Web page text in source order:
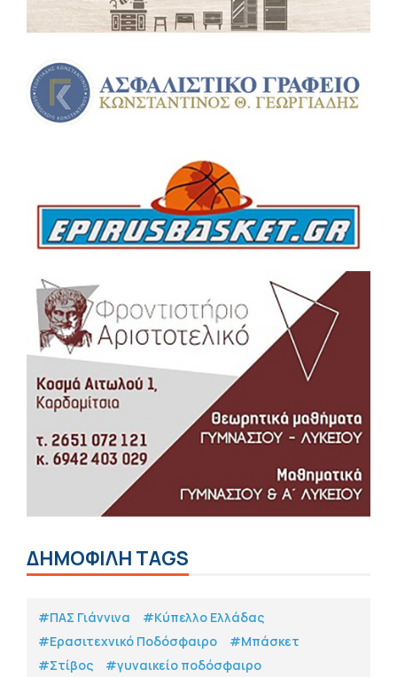
ΔΗΜΟΦΙΛΗ TAGS
#ΠΑΣ Γιάννινα
#Κύπελλο Ελλάδας
#Eρασιτεχνικό Ποδόσφαιρο
#Μπάσκετ
#Στίβος
#γυναικείο ποδόσφαιρο